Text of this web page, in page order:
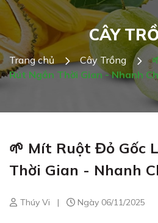
CÂY
Trang chủ Cây Trồng
Rút Ngắn Thời Gian - Nhanh
🌱 Mít Ruột Đỏ Gốc
Thời Gian - Nhanh
Thúy Vi | Ngày 06/11/2025